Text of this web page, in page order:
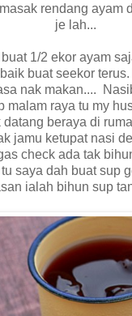
rendang ayam
je lah...
1/2 ekor ayam
buat seekor
nak makan....
malam raya tu my
datang beraya di
jamu ketupat nasi
check ada tak
saya dah buat sup
ialah bihun sup